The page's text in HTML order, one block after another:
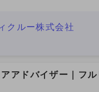
ます。
クルー株式会社
アドバイザー｜フル